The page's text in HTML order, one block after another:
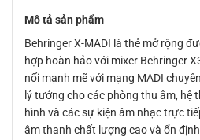
Mô tả sản phẩm
Behringer X-MADI là thẻ mở rộng
hợp hoàn hảo với mixer Behringer
nối mạnh mẽ với mạng MADI
lý tưởng cho các phòng thu âm, hệ
hình và các sự kiện âm nhạc trực
âm thanh chất lượng cao và ổn